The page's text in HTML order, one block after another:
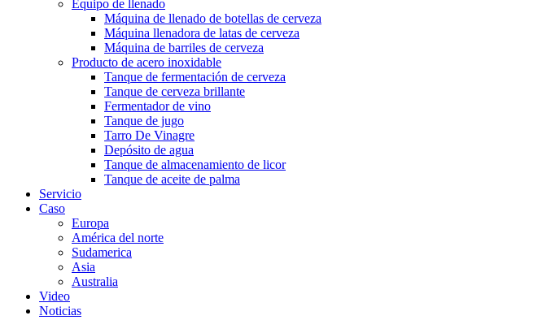
Equipo de llenado
Máquina de llenado de botellas de cerveza
Máquina llenadora de latas de cerveza
Máquina de barriles de cerveza
Producto de acero inoxidable
Tanque de fermentación de cerveza
Tanque de cerveza brillante
Fermentador de vino
Tanque de jugo
Tarro De Vinagre
Depósito de agua
Tanque de almacenamiento de licor
Tanque de aceite de palma
Servicio
Caso
Europa
América del norte
Sudamerica
Asia
Australia
Video
Noticias